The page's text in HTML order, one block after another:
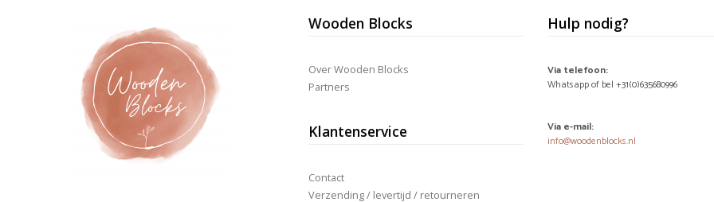
Wooden Blocks
Over Wooden Blocks
Partners
Klantenservice
Contact
Verzending / levertijd / retourneren
Hulp nodig?
Via telefoon:
Whatsapp of bel +31(0)635680996
Via e-mail:
info@woodenblocks.nl